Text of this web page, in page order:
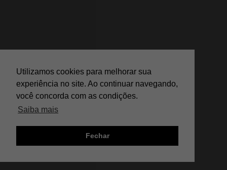
Utilizamos cookies para melhorar sua
experiência no site. Ao continuar navegando,
você concorda com as condições.
Saiba mais
Fechar
;